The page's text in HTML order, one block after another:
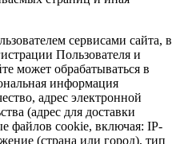
сервисами сайта, в
Пользователя и
может обрабатываться в
информация
адрес электронной
(адрес для доставки
файлов cookie, включая: IP-
(страна или город), тип